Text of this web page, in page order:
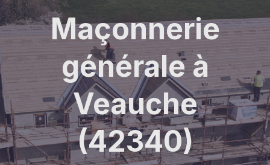
Maçonnerie
générale à
Veauche
(42340)